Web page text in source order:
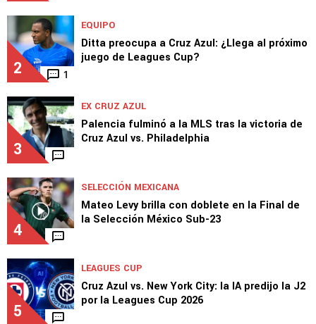
2 1
EQUIPO
Ditta preocupa a Cruz Azul: ¿Llega al próximo
juego de Leagues Cup?
3
EX CRUZ AZUL
Palencia fulminó a la MLS tras la victoria de
Cruz Azul vs. Philadelphia
4
SELECCIÓN MEXICANA
Mateo Levy brilla con doblete en la Final de
la Selección México Sub-23
5
LEAGUES CUP
Cruz Azul vs. New York City: la IA predijo la J2
por la Leagues Cup 2026